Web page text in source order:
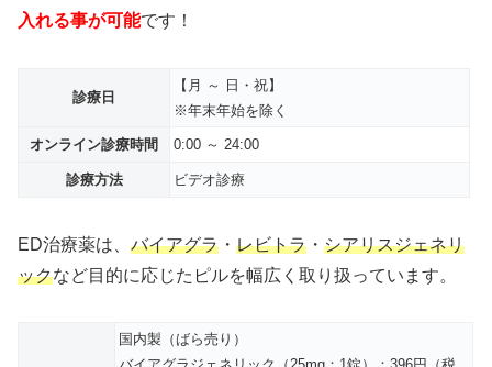
入れる事が可能です！
診療日
【月 ～ 日・祝】
※年末年始を除く
オンライン診療時間 0:00 ～ 24:00
診療方法 ビデオ診療
ED治療薬は、 バイアグラ ・ レビトラ ・ シアリスジェネリ
ックなど目的に応じたピルを幅広く取り扱っています。
国内製（ばら売り）